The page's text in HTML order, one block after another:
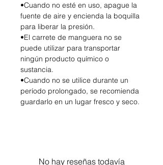
•Cuando no esté en uso, apague la
fuente de aire y encienda la boquilla
para liberar la presión.
•El carrete de manguera no se
puede utilizar para transportar
ningún producto químico o
sustancia.
•Cuando no se utilice durante un
período prolongado, se recomienda
guardarlo en un lugar fresco y seco.
No hay reseñas todavía